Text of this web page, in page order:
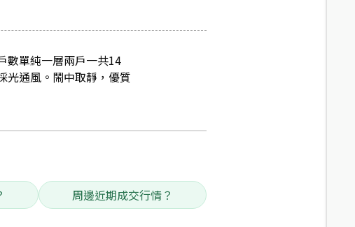
數單純一層兩戶一共14
光通風。鬧中取靜，優質
周邊近期成交行情？